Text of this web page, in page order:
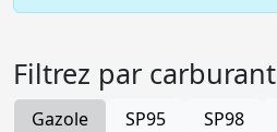
Filtrez par carburant
Gazole SP95 SP98